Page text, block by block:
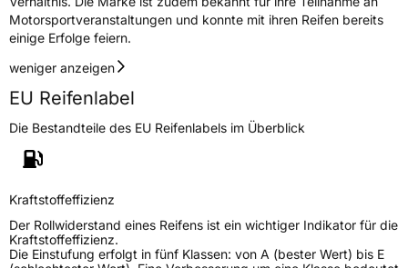
Motorsportveranstaltungen und konnte mit ihren Reifen bereits
einige Erfolge feiern.
weniger anzeigen
EU Reifenlabel
Die Bestandteile des EU Reifenlabels im Überblick
Kraftstoffeffizienz
Der Rollwiderstand eines Reifens ist ein wichtiger Indikator für die
Kraftstoffeffizienz.
Die Einstufung erfolgt in fünf Klassen: von A (bester Wert) bis E